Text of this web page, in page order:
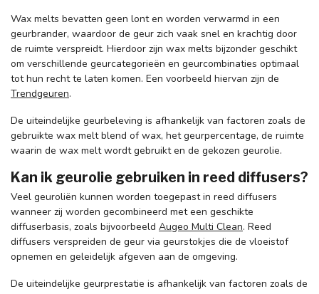
Wax melts bevatten geen lont en worden verwarmd in een
geurbrander, waardoor de geur zich vaak snel en krachtig door
de ruimte verspreidt. Hierdoor zijn wax melts bijzonder geschikt
om verschillende geurcategorieën en geurcombinaties optimaal
tot hun recht te laten komen. Een voorbeeld hiervan zijn de
Trendgeuren.
De uiteindelijke geurbeleving is afhankelijk van factoren zoals de
gebruikte wax melt blend of wax, het geurpercentage, de ruimte
waarin de wax melt wordt gebruikt en de gekozen geurolie.
Kan ik geurolie gebruiken in reed diffusers?
Veel geuroliën kunnen worden toegepast in reed diffusers
wanneer zij worden gecombineerd met een geschikte
diffuserbasis, zoals bijvoorbeeld Augeo Multi Clean. Reed
diffusers verspreiden de geur via geurstokjes die de vloeistof
opnemen en geleidelijk afgeven aan de omgeving.
De uiteindelijke geurprestatie is afhankelijk van factoren zoals de